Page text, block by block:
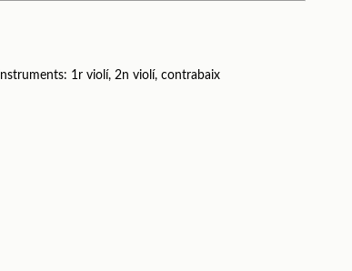
1r violí, 2n violí, contrabaix